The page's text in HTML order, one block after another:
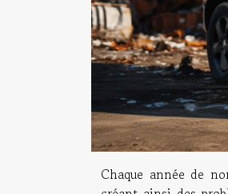
Chaque année de